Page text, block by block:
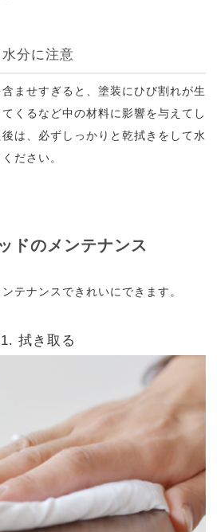
水分に注意
ませすぎると、塗装にひび割れが生
くるなど中の材料に影響を与えてし
は、必ずしっかりと乾拭きをして水
ださい。
ドのメンテナンス
テナンスできれいにできます。
1. 拭き取る